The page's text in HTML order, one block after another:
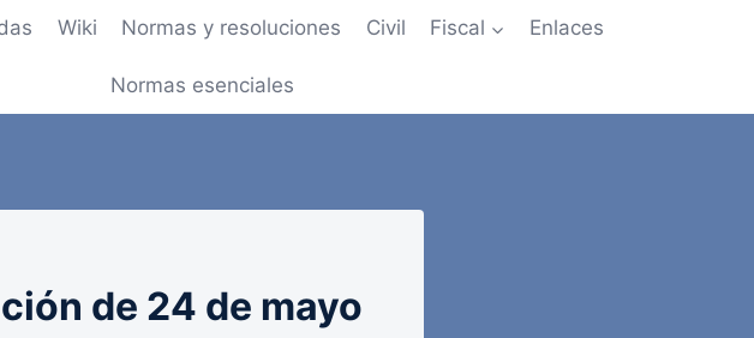
Wiki Normas y resoluciones Civil Fiscal Enlaces
Normas esenciales
de 24 de mayo